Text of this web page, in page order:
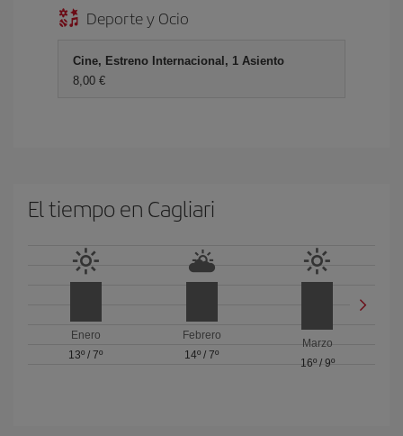
Deporte y Ocio
Cine, Estreno Internacional, 1 Asiento
8,00 €
El tiempo en Cagliari
Enero
13º /7º
Febrero
14º / 7º
Marzo
16º/ 9º